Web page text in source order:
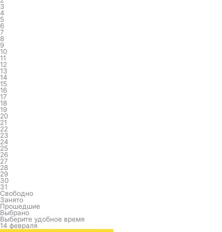
3
4
5
6
7
8
9
10
11
12
13
14
15
16
17
18
19
20
21
22
23
24
25
26
27
28
29
30
31
Свободно
Занято
Прошедшие
Выбрано
Выберите удобное время
14 февраля